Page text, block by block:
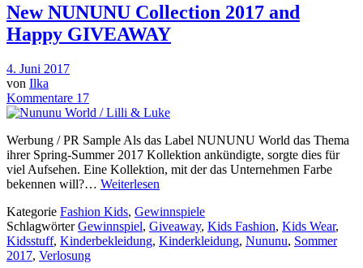
New NUNUNU Collection 2017 and
Happy GIVEAWAY
4. Juni 2017
von Ilka
Kommentare 17
Werbung / PR Sample Als das Label NUNUNU World das Thema
ihrer Spring-Summer 2017 Kollektion ankündigte, sorgte dies für
viel Aufsehen. Eine Kollektion, mit der das Unternehmen Farbe
bekennen will?… Weiterlesen
Kategorie Fashion Kids, Gewinnspiele
SchlagwörterGewinnspiel, Giveaway, Kids Fashion, Kids Wear,
Kidsstuff, Kinderbekleidung, Kinderkleidung, Nununu, Sommer
2017, Verlosung